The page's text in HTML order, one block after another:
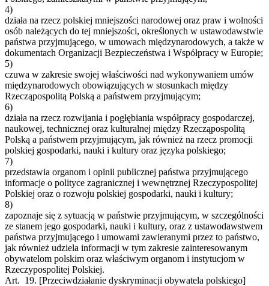
4)
działa na rzecz polskiej mniejszości narodowej oraz praw i wolności
osób należących do tej mniejszości, określonych w ustawodawstwie
państwa przyjmującego, w umowach międzynarodowych, a także w
dokumentach Organizacji Bezpieczeństwa i Współpracy w Europie;
5)
czuwa w zakresie swojej właściwości nad wykonywaniem umów
międzynarodowych obowiązujących w stosunkach między
Rzecząpospolitą Polską a państwem przyjmującym;
6)
działa na rzecz rozwijania i pogłębiania współpracy gospodarczej,
naukowej, technicznej oraz kulturalnej między Rzecząpospolitą
Polską a państwem przyjmującym, jak również na rzecz promocji
polskiej gospodarki, nauki i kultury oraz języka polskiego;
7)
przedstawia organom i opinii publicznej państwa przyjmującego
informacje o polityce zagranicznej i wewnętrznej Rzeczypospolitej
Polskiej oraz o rozwoju polskiej gospodarki, nauki i kultury;
8)
zapoznaje się z sytuacją w państwie przyjmującym, w szczególności
ze stanem jego gospodarki, nauki i kultury, oraz z ustawodawstwem
państwa przyjmującego i umowami zawieranymi przez to państwo,
jak również udziela informacji w tym zakresie zainteresowanym
obywatelom polskim oraz właściwym organom i instytucjom w
Rzeczypospolitej Polskiej.
Art. 19. [Przeciwdziałanie dyskryminacji obywatela polskiego]